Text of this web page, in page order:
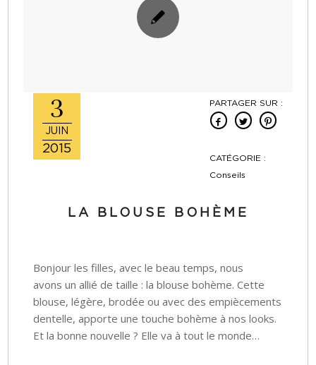
3
JUIN
2015
PARTAGER SUR :
CATÉGORIE :
Conseils
LA BLOUSE BOHÈME
Bonjour les filles, avec le beau temps, nous
avons un allié de taille : la blouse bohème. Cette
blouse, légère, brodée ou avec des empiècements
dentelle, apporte une touche bohème à nos looks.
Et la bonne nouvelle ? Elle va à tout le monde…